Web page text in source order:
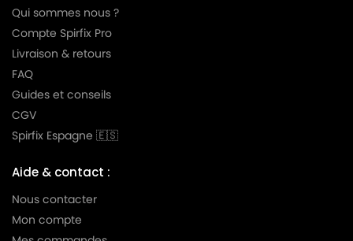
LG-
GOLDSTAR
LG-GOLDSTAR TURBO V 3300 TD
LG-
GOLDSTAR
LG-
GOLDSTAR
GOLDSTAR
LG-
Qui sommes nous ?
Compte Spirfix Pro
Livraison & retours
FAQ
Guides et conseils
CGV
Spirfix Espagne 🇪🇸
Aide & contact :
Nous contacter
Mon compte